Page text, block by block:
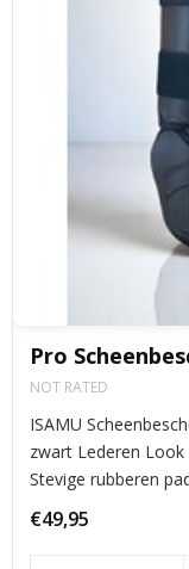
Pro
NOT RATED
ISAMU
zwart Lederen
Stevige rubberen
Voorgevormde
hiel, en onder de voet.
€49,95